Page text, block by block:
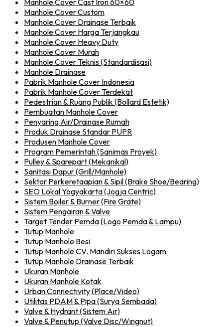
Manhole Cover Cast Iron 60×60
Manhole Cover Custom
Manhole Cover Drainase Terbaik
Manhole Cover Harga Terjangkau
Manhole Cover Heavy Duty
Manhole Cover Murah
Manhole Cover Teknis (Standardisasi)
Manhole Drainase
Pabrik Manhole Cover Indonesia
Pabrik Manhole Cover Terdekat
Pedestrian & Ruang Publik (Bollard Estetik)
Pembuatan Manhole Cover
Penyaring Air/Drainase Rumah
Produk Drainase Standar PUPR
Produsen Manhole Cover
Program Pemerintah (Sanimas Proyek)
Pulley & Sparepart (Mekanikal)
Sanitasi Dapur (Grill/Manhole)
Sektor Perkeretaapian & Sipil (Brake Shoe/Bearing)
SEO Lokal Yogyakarta (Jogja Centric)
Sistem Boiler & Burner (Fire Grate)
Sistem Pengairan & Valve
Target Tender Pemda (Logo Pemda & Lampu)
Tutup Manhole
Tutup Manhole Besi
Tutup Manhole CV. Mandiri Sukses Logam
Tutup Manhole Drainase Terbaik
Ukuran Manhole
Ukuran Manhole Kotak
Urban Connectivity (Place/Video)
Utilitas PDAM & Pipa (Surya Sembada)
Valve & Hydrant (Sistem Air)
Valve & Penutup (Valve Disc/Wingnut)